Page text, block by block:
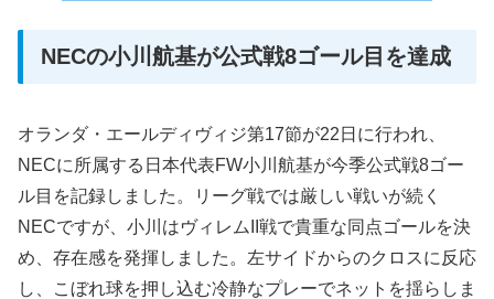
NECの小川航基が公式戦8ゴール目を達成
オランダ・エールディヴィジ第17節が22日に行われ、
NECに所属する日本代表FW小川航基が今季公式戦8ゴー
ル目を記録しました。リーグ戦では厳しい戦いが続く
NECですが、小川はヴィレムII戦で貴重な同点ゴールを決
め、存在感を発揮しました。左サイドからのクロスに反応
し、こぼれ球を押し込む冷静なプレーでネットを揺らしま